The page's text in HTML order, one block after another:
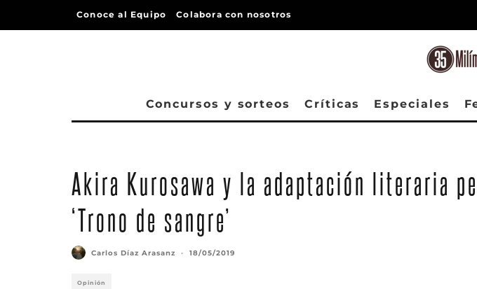
Conoce al Equipo Colabora con nosotros
Concursos y sorteos Críticas Especiales
Akira Kurosawa y la adaptación literaria
‘Trono de sangre’
Carlos Díaz Arasanz · 18/05/2019
Opinión